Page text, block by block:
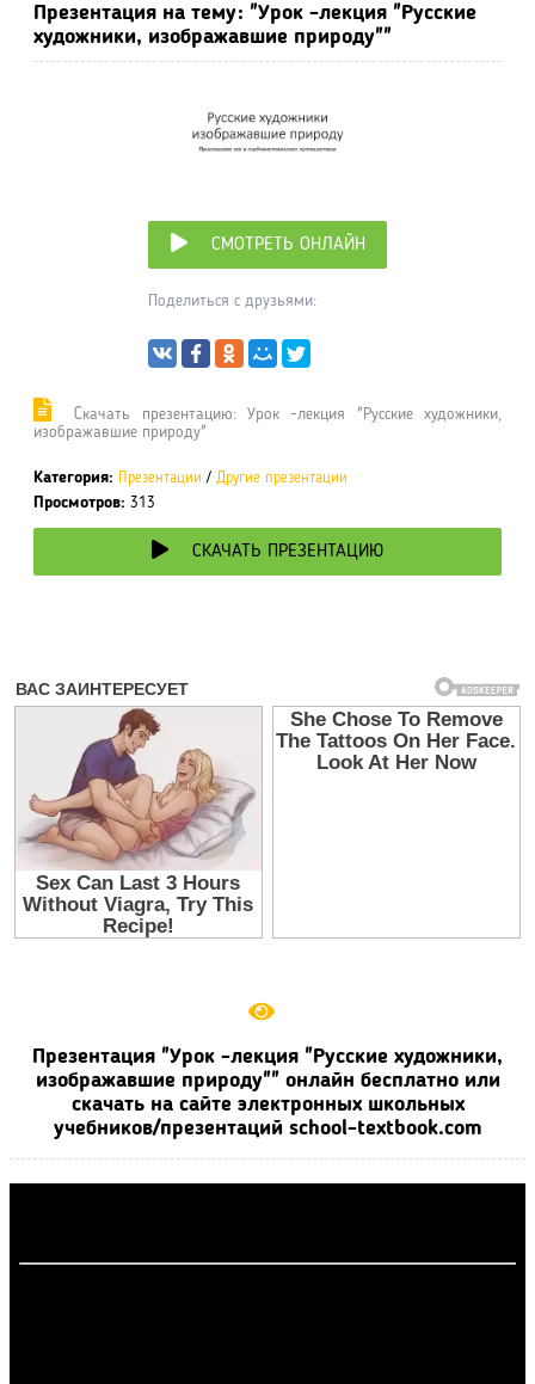
Презентация на тему: "Урок -лекция "Русские
художники, изображавшие природу""
СМОТРЕТЬ ОНЛАЙН
Поделиться с друзьями:
Cкачать презентацию: Урок -лекция "Русские художники,
изображавшие природу"
Категория: Презентации / Другие презентации
Просмотров: 313
СКАЧАТЬ ПРЕЗЕНТАЦИЮ
Презентация "Урок -лекция "Русские художники,
изображавшие природу"" онлайн бесплатно или
скачать на сайте электронных школьных
учебников/презентаций school-textbook.com